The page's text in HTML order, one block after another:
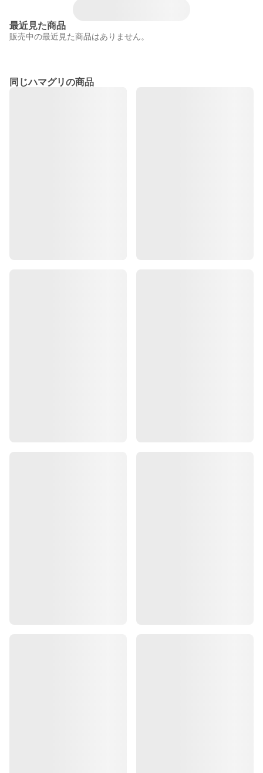
最近見た商品
販売中の最近見た商品はありません。
同じハマグリの商品